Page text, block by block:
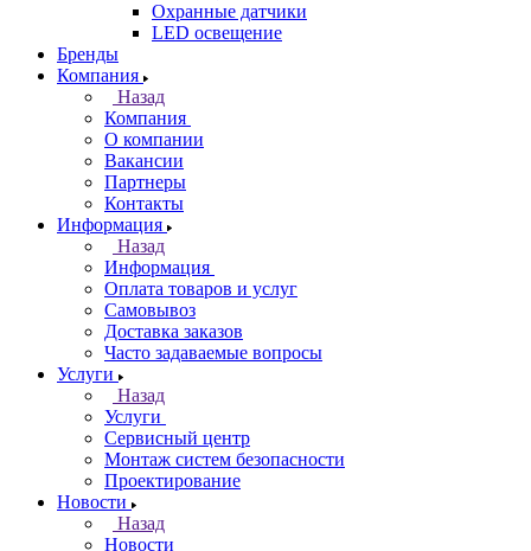
Охранные датчики
LED освещение
Бренды
Компания
Назад
Компания
О компании
Вакансии
Партнеры
Контакты
Информация
Назад
Информация
Оплата товаров и услуг
Самовывоз
Доставка заказов
Часто задаваемые вопросы
Услуги
Назад
Услуги
Сервисный центр
Монтаж систем безопасности
Проектирование
Новости
Назад
Новости